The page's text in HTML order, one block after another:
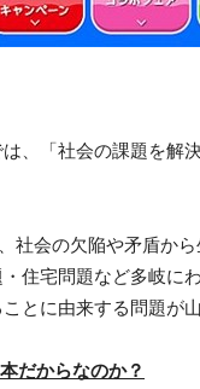
、「社会の課題を解
社会の欠陥や矛盾か
住宅問題など多岐に
とに由来する問題が
だからなのか？